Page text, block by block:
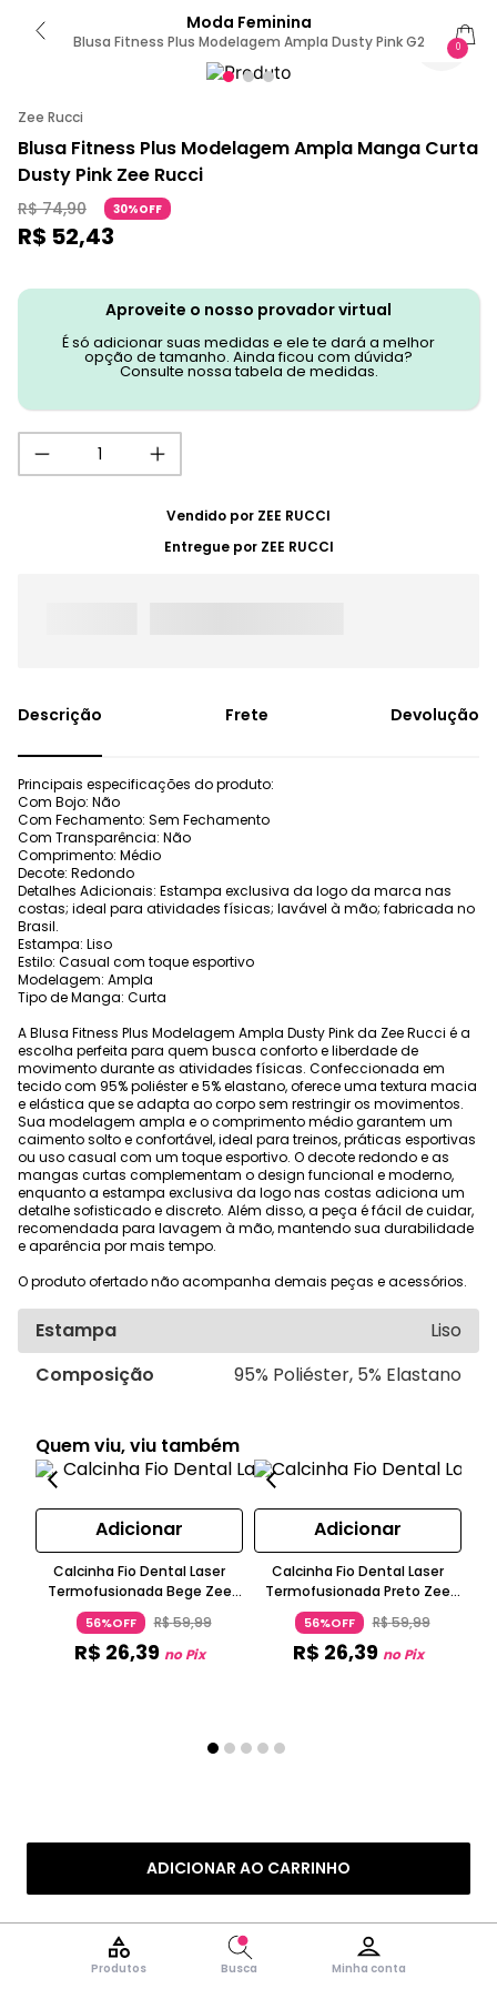
Moda Feminina
Blusa Fitness Plus Modelagem Ampla Dusty Pink G2 0
Produtos Busca Minha conta
Zee Rucci
Blusa Fitness Plus Modelagem Ampla Manga Curta
Dusty Pink Zee Rucci
R$ 74,90 30%OFF
R$ 52,43
Aproveite o nosso provador virtual
É só adicionar suas medidas e ele te dará a melhor
opção de tamanho. Ainda ficou com dúvida?
Consulte nossa tabela de medidas.
ADICIONAR AO CARRINHO
Vendido por ZEE RUCCI
Entregue por ZEE RUCCI
Frete Devolução
Principais especificações do produto:
Com Bojo: Não
Com Fechamento: Sem Fechamento
Com Transparência: Não
Comprimento: Médio
Decote: Redondo
Detalhes Adicionais: Estampa exclusiva da logo da marca nas
costas; ideal para atividades físicas; lavável à mão; fabricada no
Brasil.
Estampa: Liso
Estilo: Casual com toque esportivo
Modelagem: Ampla
Tipo de Manga: Curta
A Blusa Fitness Plus Modelagem Ampla Dusty Pink da Zee Rucci é a
escolha perfeita para quem busca conforto e liberdade de
movimento durante as atividades físicas. Confeccionada em
tecido com 95% poliéster e 5% elastano, oferece uma textura macia
e elástica que se adapta ao corpo sem restringir os movimentos.
Sua modelagem ampla e o comprimento médio garantem um
caimento solto e confortável, ideal para treinos, práticas esportivas
ou uso casual com um toque esportivo. O decote redondo e as
mangas curtas complementam o design funcional e moderno,
enquanto a estampa exclusiva da logo nas costas adiciona um
detalhe sofisticado e discreto. Além disso, a peça é fácil de cuidar,
recomendada para lavagem à mão, mantendo sua durabilidade
e aparência por mais tempo.
O produto ofertado não acompanha demais peças e acessórios.
Estampa
Liso
Composição
95% Poliéster, 5% Elastano
Quem viu, viu também
Adicionar
Calcinha Fio Dental Laser
Termofusionada Bege Zee
Rucci
56%OFF R$59,99
R$ 26,39 no Pix
Adicionar
Calcinha Fio Dental Laser
Termofusionada Preto Zee
Rucci
56%OFF R$59,99
R$ 26,39 no Pix